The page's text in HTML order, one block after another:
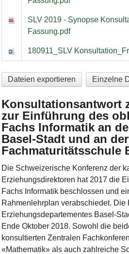
SLV 2019 - Synopse
Fassung.pdf
180911_SLV
Dateien exportieren Einzelne
Konsultationsantwort
zur Einführung des
Fachs Informatik an
Basel-Stadt und an der
Fachmaturitätsschule
Die Schweizerische Konferenz der
Erziehungsdirektoren hat 2017 die
Fachs Informatik beschlossen und
Rahmenlehrplan verabschiedet. Die
Erziehungsdepartementes Basel-
Ende Oktober 2018. Sowohl die
konsultierten Zentralen
«Mathematik» als auch zahlreiche